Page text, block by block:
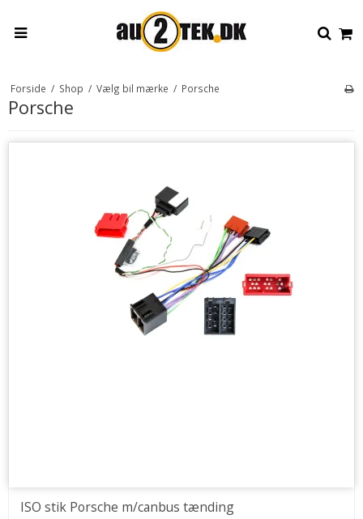
Forside / Shop / Vælg bil mærke / Porsche
Porsche
ISO stik Porsche m/canbus tænding